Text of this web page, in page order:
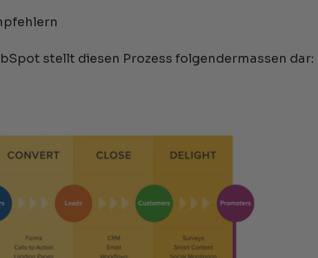
stellt diesen Prozess folgendermassen dar: